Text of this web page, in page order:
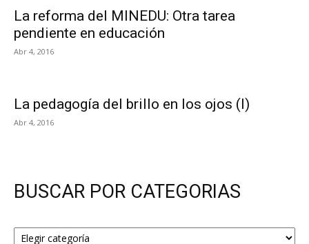
La reforma del MINEDU: Otra tarea
pendiente en educación
Abr 4, 2016
La pedagogía del brillo en los ojos (I)
Abr 4, 2016
BUSCAR POR CATEGORIAS
BUSCAR
POR